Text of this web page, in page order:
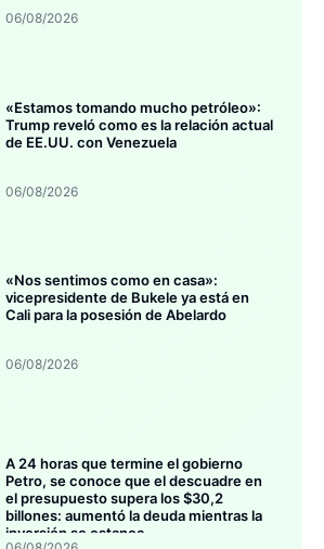
06/08/2026
«Estamos tomando mucho petróleo»:
Trump reveló como es la relación actual
de EE.UU. con Venezuela
06/08/2026
«Nos sentimos como en casa»:
vicepresidente de Bukele ya está en
Cali para la posesión de Abelardo
06/08/2026
A 24 horas que termine el gobierno
Petro, se conoce que el descuadre en
el presupuesto supera los $30,2
billones: aumentó la deuda mientras la
inversión se estanca